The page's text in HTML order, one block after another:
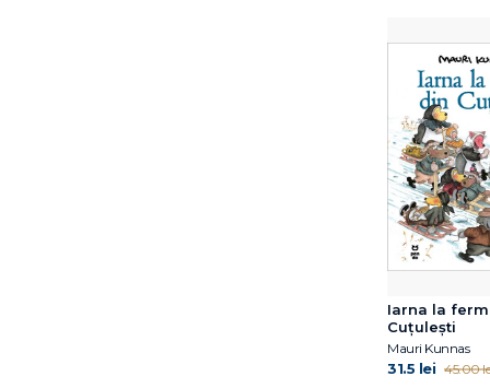
Iarna la
Cuțulești
Mauri Kunnas
31.5 lei 45.00